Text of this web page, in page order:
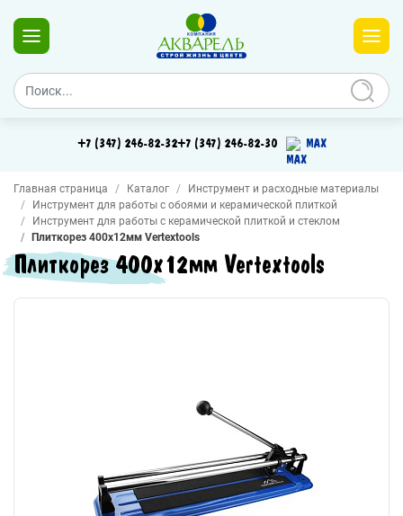
+7 (347) 246-82-32+7 (347) 246-82-30 MAX
Главная страница Каталог
Инструмент и расходные материалы
Инструмент для работы с обоями и керамической плиткой
Инструмент для работы с керамической плиткой и стеклом
Плиткорез 400х12мм Vertextools
Плиткорез 400х12мм Vertextools